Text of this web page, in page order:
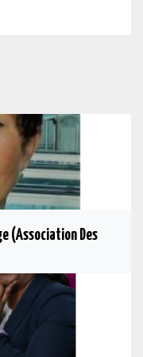
(Association Des